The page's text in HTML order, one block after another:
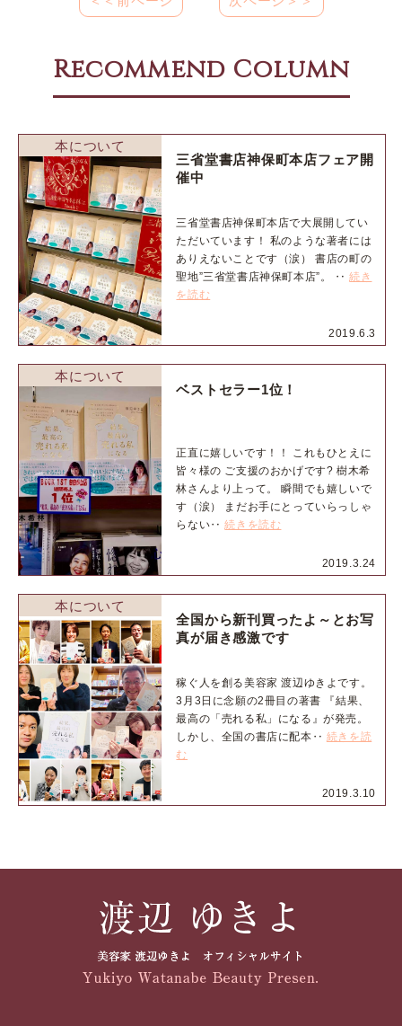
Recommend Column
本について
2019.6.3
三省堂書店神保町本店フェア開
催中
三省堂書店神保町本店で大展開してい
ただいています！ 私のような著者には
ありえないことです（涙） 書店の町の
聖地”三省堂書店神保町本店”。 ‥続き
を読む
本について
2019.3.24
ベストセラー1位！
正直に嬉しいです！！ これもひとえに
皆々様の ご支援のおかげです? 樹木希
林さんより上って。 瞬間でも嬉しいで
す（涙） まだお手にとっていらっしゃ
らない‥続きを読む
本について
2019.3.10
全国から新刊買ったよ～とお写
真が届き感激です
稼ぐ人を創る美容家 渡辺ゆきよです。
3月3日に念願の2冊目の著書 『結果、
最高の「売れる私」になる』が発売。
しかし、全国の書店に配本‥ 続きを読
む